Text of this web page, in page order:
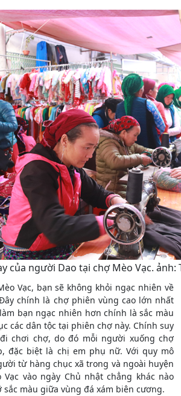
của người Dao tại chợ Mèo Vạc. ảnh:
Vạc, bạn sẽ không khỏi ngạc nhiên về
chính là chợ phiên vùng cao lớn nhất
bạn ngạc nhiên hơn chính là sắc màu
các dân tộc tại phiên chợ này. Chính suy
chơi chợ, do đó mỗi người xuống chợ
đặc biệt là chị em phụ nữ. Với quy mô
từ hàng chục xã trong và ngoài huyện
vào ngày Chủ nhật chẳng khác nào
màu giữa vùng đá xám biên cương.